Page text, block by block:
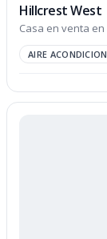
Hillcrest West
Casa en venta en
AIRE